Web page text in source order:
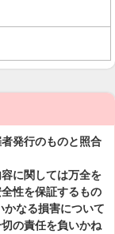
発行のものと照合
に関しては万全を
性を保証するもの
なる損害について
の責任を負いかね